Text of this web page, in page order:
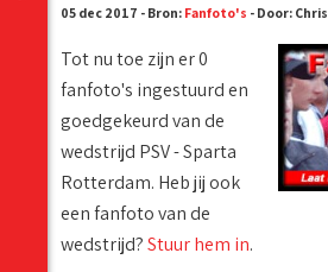
05 dec 2017 - Bron: Fanfoto's - Door: Chris
Tot nu toe zijn er 0
fanfoto's ingestuurd en
goedgekeurd van de
wedstrijd PSV - Sparta
Rotterdam. Heb jij ook
een fanfoto van de
wedstrijd?Stuur hem in.